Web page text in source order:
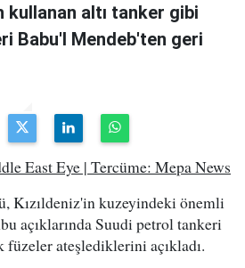
kullanan altı tanker gibi
Babu'l Mendeb'ten geri
East Eye | Tercüme: Mepa News
Kızıldeniz'in kuzeyindeki önemli
açıklarında Suudi petrol tankeri
ateşlediklerini açıkladı.